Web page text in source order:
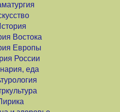
Востока
Европы
России
еда